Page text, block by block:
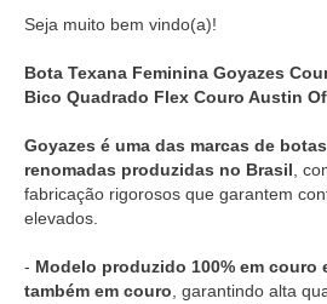
Seja muito bem vindo(a)!
Bota Texana Feminina Goyazes
Bico Quadrado Flex Couro Austin
Goyazes é uma das marcas de
renomadas produzidas no Brasil ,
fabricação rigorosos que garantem
elevados.
- Modelo produzido 100% em couro
também em couro , garantindo alta